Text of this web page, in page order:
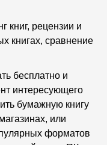
книг, рецензии и
книгах, сравнение
бесплатно и
интересующего
бумажную книгу
или
форматов